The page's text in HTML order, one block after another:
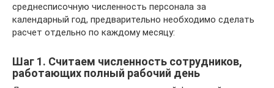
среднесписочную численность персонала за
календарный год, предварительно необходимо сделать
расчет отдельно по каждому месяцу:
Шаг 1. Считаем численность сотрудников,
работающих полный рабочий день